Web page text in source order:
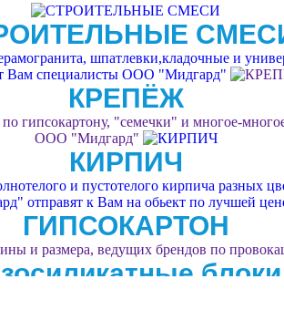
шпатлевки,кладочные и
Вам специалисты ООО "Мидгард"
КРЕПЁЖ
гипсокартону, "семечки" и многое-
ООО "Мидгард"
КИРПИЧ
и пустотелого кирпича разных
отправят к Вам на обьект по лучшей
ГИПСОКАРТОН
и размера, ведущих брендов по
блоки
низкой цене с доставкой на